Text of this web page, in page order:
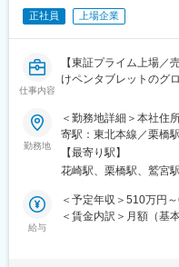
（3）多様なキャリア
変更の範囲：会社の定
す。
また規模の大きな案件
■働き方
・月平均残業時間：25
・平均有給消化日数：
■キャリア支援体制（一
・資格取得支援、
・社内公募制度
正社員 上場企業
仕事内容
【東証プライム上場／
けペンタブレットのグ
■業務内容：
ワコムのブランド製品
ョン）のWindows
■業務詳細：【変更の
Windows Logo認証取
◇テスト環境の構築（
勤務地
＜勤務地詳細＞本社住
寄駅：東北本線／栗橋
【最寄り駅】
花崎駅、栗橋駅、鷲宮駅
給与
＜予定年収＞510万円
＜賃金内訳＞月額（基